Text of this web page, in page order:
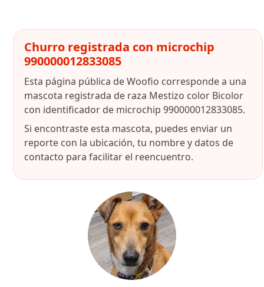
Churro registrada con microchip
990000012833085
Esta página pública de Woofio corresponde a una
mascota registrada de raza Mestizo color Bicolor
con identificador de microchip 990000012833085.
Si encontraste esta mascota, puedes enviar un
reporte con la ubicación, tu nombre y datos de
contacto para facilitar el reencuentro.